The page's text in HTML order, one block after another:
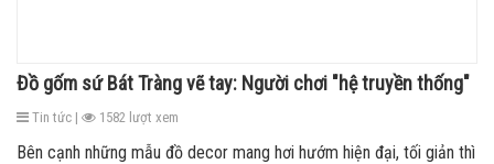
Đồ gốm sứ Bát Tràng vẽ tay: Người chơi "hệ truyền thống"
Tin tức | 1582 lượt xem
Bên cạnh những mẫu đồ decor mang hơi hướm hiện đại, tối giản thì